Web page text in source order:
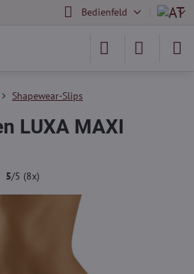
Bedienfeld
Shapewear-Slips
LUXA MAXI
5/5 (8x)